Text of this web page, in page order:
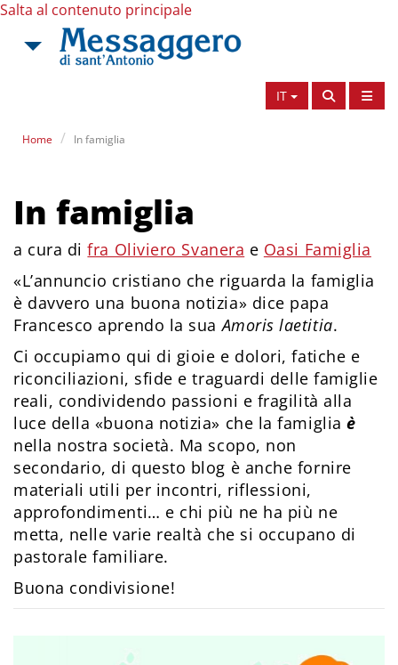
Salta al contenuto principale
IT
Home In famiglia
In famiglia
a cura difra Oliviero Svanera e Oasi Famiglia
«L’annuncio cristiano che riguarda la famiglia
è davvero una buona notizia» dice papa
Francesco aprendo la suaAmoris laetitia.
Ci occupiamo qui di gioie e dolori, fatiche e
riconciliazioni, sfide e traguardi delle famiglie
reali, condividendo passioni e fragilità alla
luce della «buona notizia» che la famigliaè
nella nostra società. Ma scopo, non
secondario, di questo blog è anche fornire
materiali utili per incontri, riflessioni,
approfondimenti… e chi più ne ha più ne
metta, nelle varie realtà che si occupano di
pastorale familiare.
Buona condivisione!